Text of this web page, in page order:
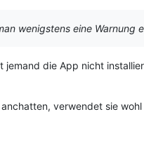
wenigstens eine
jemand die App nicht
verwendet sie